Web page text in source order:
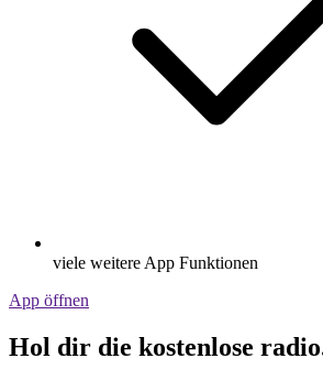
viele weitere App Funktionen
App öffnen
Hol dir die kostenlose